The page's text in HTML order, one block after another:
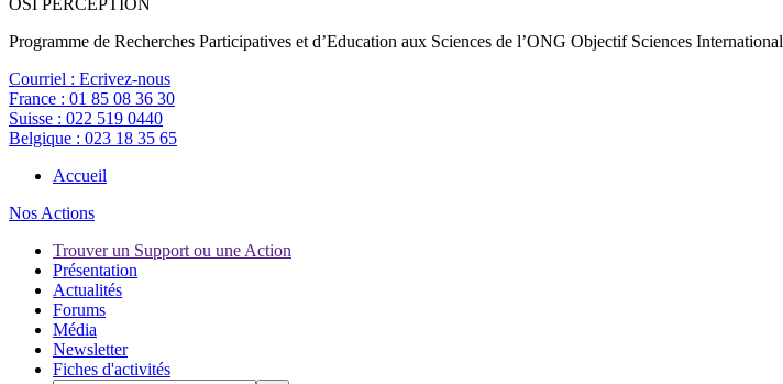
OSI PERCEPTION
Programme de Recherches Participatives et d’Education aux Sciences de l’ONG Objectif Sciences International
Courriel : Ecrivez-nous
France : 01 85 08 36 30
Suisse : 022 519 0440
Belgique : 023 18 35 65
Accueil
Nos Actions
Trouver un Support ou une Action
Présentation
Actualités
Forums
Média
Newsletter
Fiches d'activités